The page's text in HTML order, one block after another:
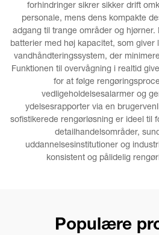
forhindringer sikrer sikker drift
personale, mens dens kompakte
adgang til trange områder og hjørner.
batterier med høj kapacitet, som giver
vandhåndteringssystem, der
Funktionen til overvågning i realtid
for at følge
vedligeholdelsesalarmer og
ydelsesrapporter via en
sofistikerede rengørløsning er ideel til
detailhandelsområder,
uddannelsesinstitutioner og
konsistent og pålidelig
Populære